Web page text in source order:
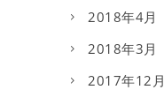
2018年4月
2018年3月
2017年12月